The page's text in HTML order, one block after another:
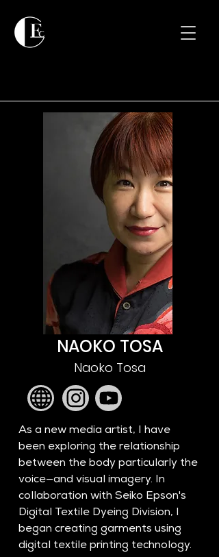
NAOKO TOSA
Naoko Tosa
As a new media artist, I have
been exploring the relationship
between the body particularly the
voice—and visual imagery. In
collaboration with Seiko Epson's
Digital Textile Dyeing Division, I
began creating garments using
digital textile printing technology.